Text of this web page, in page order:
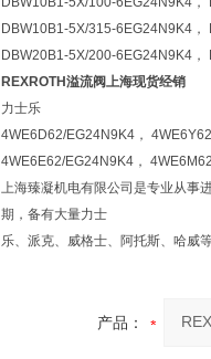
DBW10B1-5X/315-6EG24N9K4，
DBW20B1-5X/200-6EG24N9K4，
REXROTH溢流阀上海现货经销
力士乐
4WE6D62/EG24N9K4，
4WE6E62/EG24N9K4，
上海臻凝机电有限公司是专业从事
期，备有大量力士
乐、派克、威格士、阿托斯、哈威
产品：